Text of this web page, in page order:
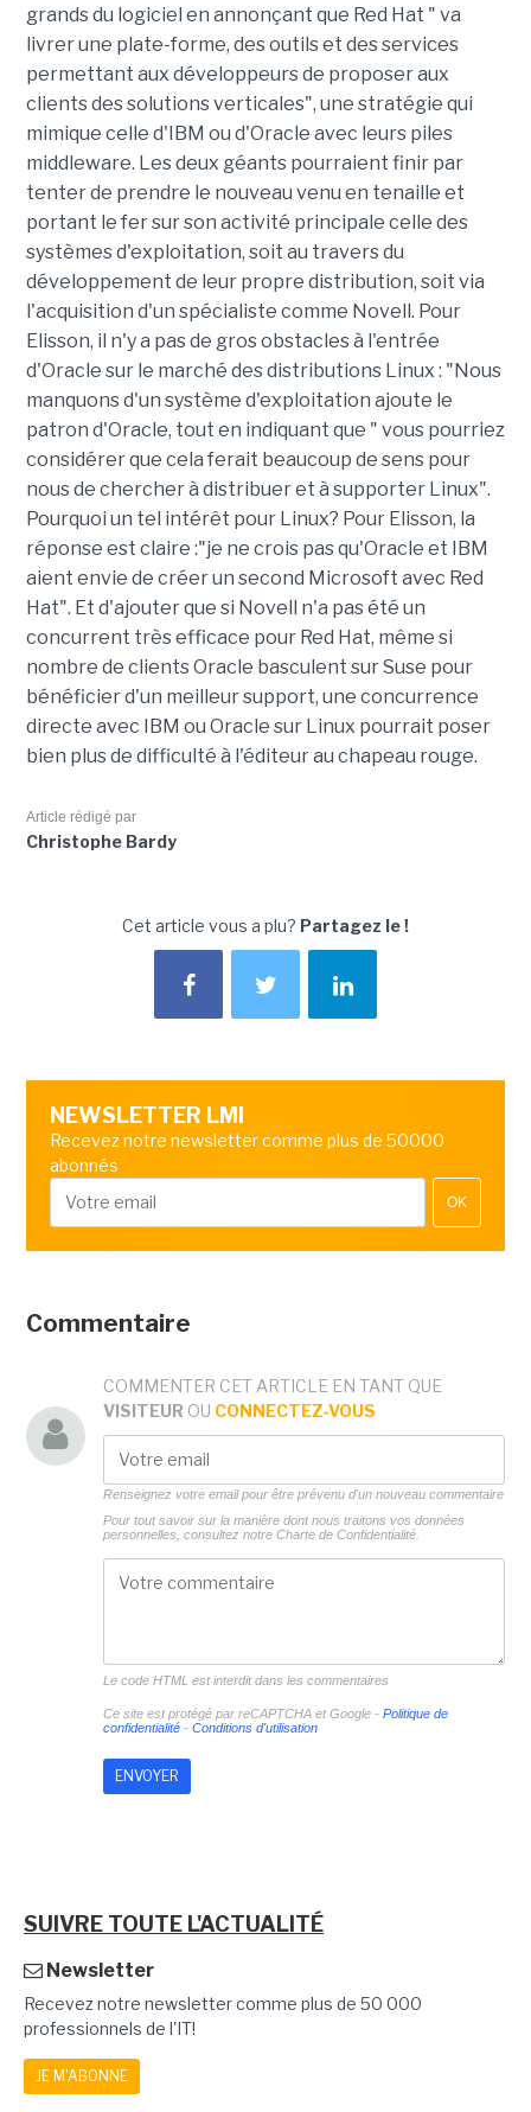
grands du logiciel en annonçant que Red Hat " va
livrer une plate-forme, des outils et des services
permettant aux développeurs de proposer aux
clients des solutions verticales", une stratégie qui
mimique celle d'IBM ou d'Oracle avec leurs piles
middleware. Les deux géants pourraient finir par
tenter de prendre le nouveau venu en tenaille et
portant le fer sur son activité principale celle des
systèmes d'exploitation, soit au travers du
développement de leur propre distribution, soit via
l'acquisition d'un spécialiste comme Novell. Pour
Elisson, il n'y a pas de gros obstacles à l'entrée
d'Oracle sur le marché des distributions Linux : "Nous
manquons d'un système d'exploitation ajoute le
patron d'Oracle, tout en indiquant que " vous pourriez
considérer que cela ferait beaucoup de sens pour
nous de chercher à distribuer et à supporter Linux".
Pourquoi un tel intérêt pour Linux? Pour Elisson, la
réponse est claire :"je ne crois pas qu'Oracle et IBM
aient envie de créer un second Microsoft avec Red
Hat". Et d'ajouter que si Novell n'a pas été un
concurrent très efficace pour Red Hat, même si
nombre de clients Oracle basculent sur Suse pour
bénéficier d'un meilleur support, une concurrence
directe avec IBM ou Oracle sur Linux pourrait poser
bien plus de difficulté à l'éditeur au chapeau rouge.
Article rédigé par
Christophe Bardy
Cet article vous a plu? Partagez le !
NEWSLETTER LMI
Recevez notre newsletter comme plus de 50000
abonnés
OK
Commentaire
COMMENTER CET ARTICLE EN TANT QUE
VISITEUR OU CONNECTEZ-VOUS
Renseignez votre email pour être prévenu d'un nouveau commentaire
Pour tout savoir sur la manière dont nous traitons vos données
personnelles, consultez notre Charte de Confidentialité.
Le code HTML est interdit dans les commentaires
Ce site est protégé par reCAPTCHA et Google - Politique de
confidentialité- Conditions d'utilisation
SUIVRE TOUTE L'ACTUALITÉ
Newsletter
Recevez notre newsletter comme plus de 50 000
professionnels de l'IT!
JE M'ABONNE